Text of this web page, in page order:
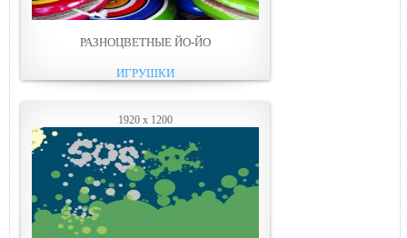
РАЗНОЦВЕТНЫЕ ЙО-ЙО
ИГРУШКИ
1920 x 1200